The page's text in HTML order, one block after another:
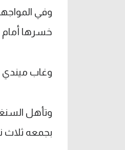
خسرها أمام النرويج، بنتيجة 3ـ2،
وغاب ميندي
بجمعه ثلاث